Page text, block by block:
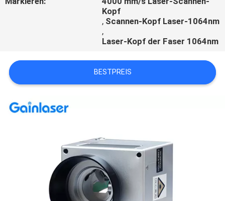
EIN
ZITAT
Kopf
, Scannen-Kopf Laser-1064nm
,
Laser-Kopf der Faser 1064nm
BESTPREIS